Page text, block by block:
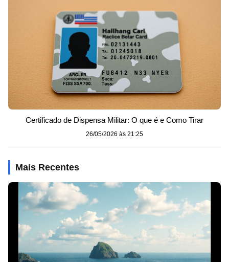
Certificado de Dispensa Militar: O que é e Como Tirar
26/05/2026 às 21:25
Mais Recentes